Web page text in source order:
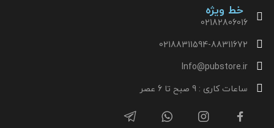
خط ویژه
02182806016
02188311594-88311672
Info@pubstore.ir
ساعات کاری : 9 صبح تا 6 عصر